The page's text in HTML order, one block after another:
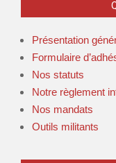
Présentation
Formulaire
Nos statuts
Notre règlement
Nos mandats
Outils militants